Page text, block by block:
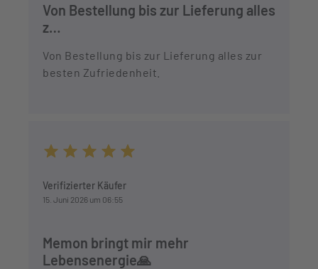
Von Bestellung bis zur Lieferung alles
z…
Von Bestellung bis zur Lieferung alles zur
besten Zufriedenheit.
Verifizierter Käufer
15. Juni 2026 um 06:55
Memon bringt mir mehr
Lebensenergie🙏